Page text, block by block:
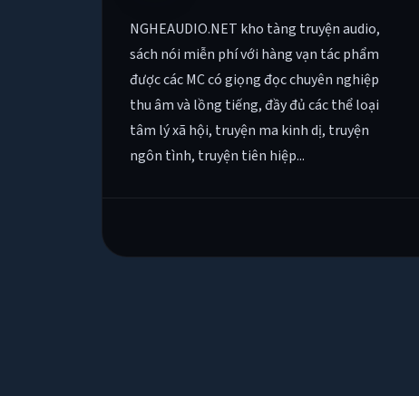
NGHEAUDIO.NET kho tàng truyện audio,
sách nói miễn phí với hàng vạn tác phẩm
được các MC có giọng đọc chuyên nghiệp
thu âm và lồng tiếng, đầy đủ các thể loại
tâm lý xã hội, truyện ma kinh dị, truyện
ngôn tình, truyện tiên hiệp...